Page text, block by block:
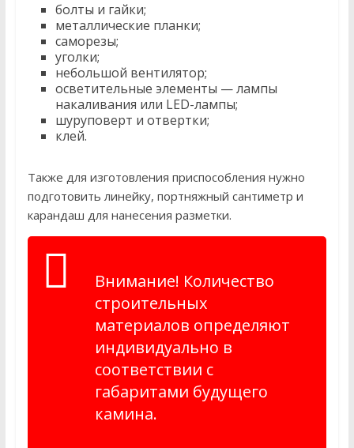
болты и гайки;
металлические планки;
саморезы;
уголки;
небольшой вентилятор;
осветительные элементы — лампы
накаливания или LED-лампы;
шуруповерт и отвертки;
клей.
Также для изготовления приспособления нужно
подготовить линейку, портняжный сантиметр и
карандаш для нанесения разметки.
Внимание! Количество
строительных
материалов определяют
индивидуально в
соответствии с
габаритами будущего
камина.